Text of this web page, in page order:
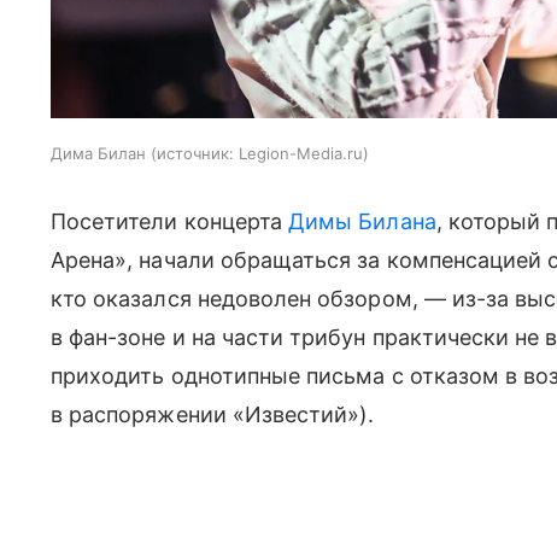
Дима Билан источник: Legion-Media.ru
Посетители концертаДимы Билана, который
Арена», начали обращаться за компенсацией
кто оказался недоволен обзором, — из-за
в фан-зоне и на части трибун практически не
приходить однотипные письма с отказом в
в распоряжении «Известий»).